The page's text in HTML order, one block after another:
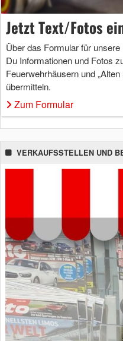
Jetzt Text/Fotos
Über das Formular für
Du Informationen und Fotos
Feuerwehrhäusern und
übermitteln.
Zum Formular
VERKAUFSSTELLEN UND